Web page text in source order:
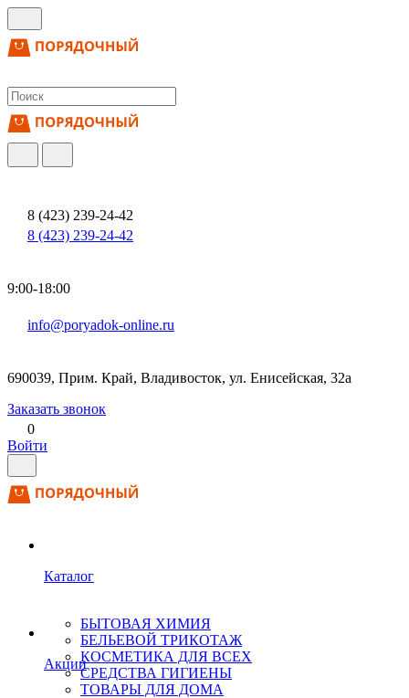
8 (423) 239-24-42
8 (423) 239-24-42
9:00-18:00
info@poryadok-online.ru
690039, Прим. Край, Владивосток, ул. Енисейская, 32а
Заказать звонок
0
Войти
Каталог
БЫТОВАЯ ХИМИЯ
БЕЛЬЕВОЙ ТРИКОТАЖ
КОСМЕТИКА ДЛЯ ВСЕХ
СРЕДСТВА ГИГИЕНЫ
ТОВАРЫ ДЛЯ ДОМА
Акции